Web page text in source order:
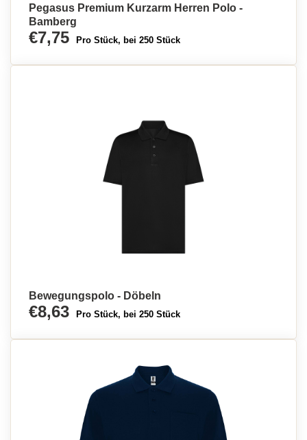
Pegasus Premium Kurzarm Herren Polo -
Bamberg
€7,75 Pro Stück, bei 250 Stück
Bewegungspolo - Döbeln
€8,63 Pro Stück, bei 250 Stück